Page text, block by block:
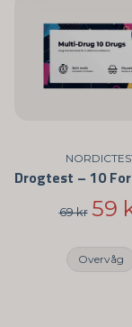
69 kr 59
Overvåg